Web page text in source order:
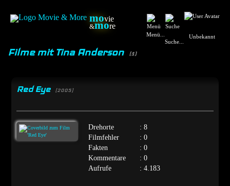
movie
&more
Menü...
Suche...
Unbekannt
Filme mit Tina Anderson (1)
Red Eye [2005]
Drehorte
: 8
Filmfehler
: 0
Fakten
: 0
Kommentare
: 0
Aufrufe
: 4.183